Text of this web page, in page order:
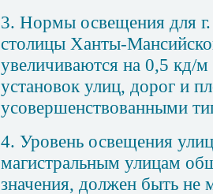
3. Нормы освещения для
столицы Ханты-
увеличиваются на 0,5 кд/
установок улиц, дорог и
усовершенствованными
4. Уровень освещения
магистральным улицам
значения, должен быть не